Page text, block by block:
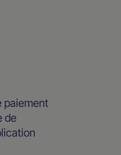
paiement
de